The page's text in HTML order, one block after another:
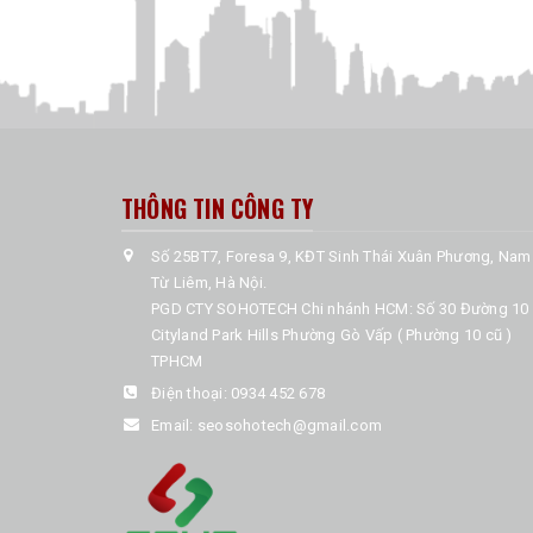
THÔNG TIN CÔNG TY
Số 25BT7, Foresa 9, KĐT Sinh Thái Xuân Phương, Nam
Từ Liêm, Hà Nội.
PGD CTY SOHOTECH Chi nhánh HCM: Số 30 Đường 10
Cityland Park Hills Phường Gò Vấp ( Phường 10 cũ )
TPHCM
Điện thoại: 0934 452 678
Email: seosohotech@gmail.com